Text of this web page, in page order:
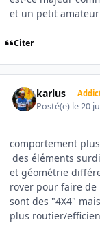
et un petit
Citer
karlus
Posté(e) le 20
comportement
des éléments
et géométrie
rover pour faire de
sont des "4X4"
plus routier/